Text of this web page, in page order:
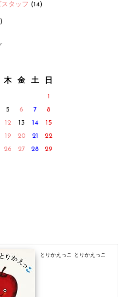
スタッフ (14)
木 金 土 日
1
5 6 7
8
12 13 14
15
19 20 21
22
26 27 28
29
とりかえっこ とりかえっこ